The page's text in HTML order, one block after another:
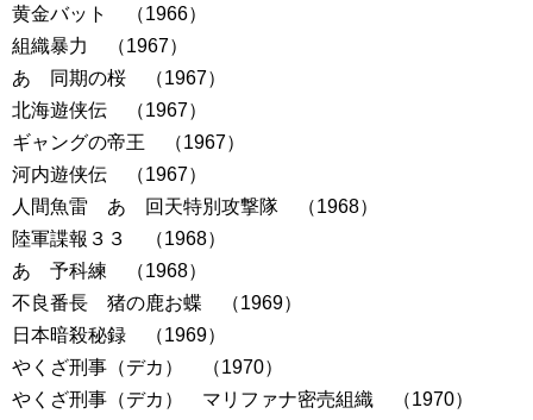
黄金バット （1966）
組織暴力 （1967）
あゝ同期の桜 （1967）
北海遊侠伝 （1967）
ギャングの帝王 （1967）
河内遊侠伝 （1967）
人間魚雷 あゝ回天特別攻撃隊 （1968）
陸軍諜報３３ （1968）
あゝ予科練 （1968）
不良番長 猪の鹿お蝶 （1969）
日本暗殺秘録 （1969）
やくざ刑事（デカ） （1970）
やくざ刑事（デカ） マリファナ密売組織 （1970）